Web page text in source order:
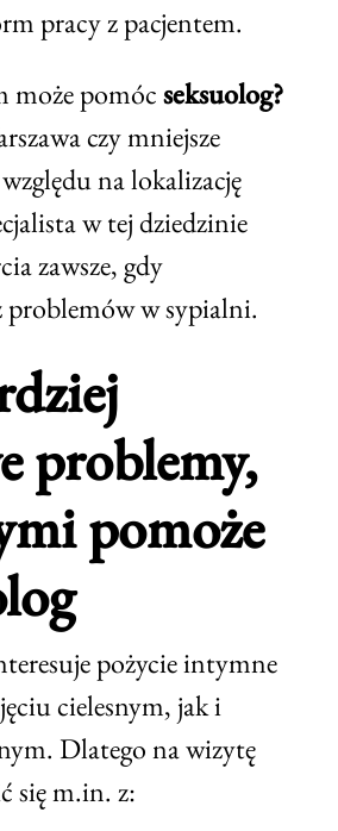
pracy z pacjentem.
może pomócseksuolog?
czy mniejsze
na lokalizację
w tej dziedzinie
zawsze, gdy
problemów w sypialni.
problemy,
pomoże
pożycie intymne
cielesnym, jak i
Dlatego na wizytę
się m.in. z: